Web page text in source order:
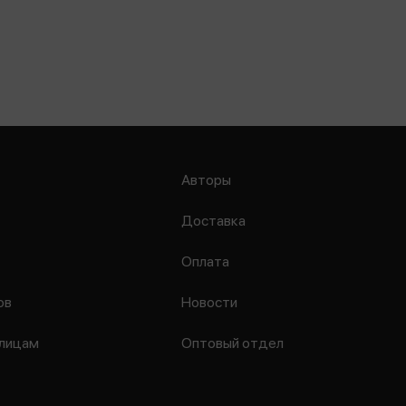
Авторы
Доставка
Оплата
Новости
Оптовый отдел